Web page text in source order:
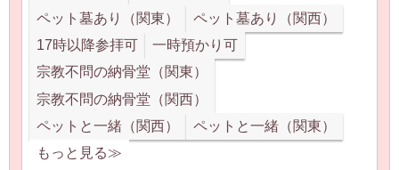
ペット墓あり（関東）
ペット墓あり（関西）
17時以降参拝可
一時預かり可
宗教不問の納骨堂（関東）
宗教不問の納骨堂（関西）
ペットと一緒（関西）
ペットと一緒（関東）
もっと見る≫